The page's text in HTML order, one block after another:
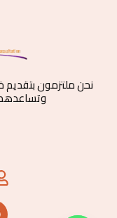
نحن ملتزمون بتقديم